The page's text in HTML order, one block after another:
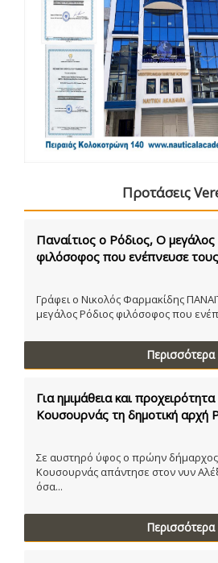
Προτάσεις
Παναίτιος ο Ρόδιος, Ο
φιλόσοφος που ενέπνευσε
Γράφει ο Νικολός Φαρμακίδης
μεγάλος Ρόδιος φιλόσοφος που
Περισσότερα
Για ημιμάθεια και
Κουσουρνάς τη δημοτική αρχή
Σε αυστηρό ύφος ο πρώην
Κουσουρνάς απάντησε στον νυν
όσα...
Περισσότερα